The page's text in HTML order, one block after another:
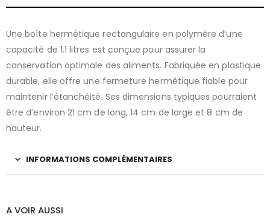
Une boîte hermétique rectangulaire en polymère d’une
capacité de 1.1 litres est conçue pour assurer la
conservation optimale des aliments. Fabriquée en plastique
durable, elle offre une fermeture hermétique fiable pour
maintenir l’étanchéité. Ses dimensions typiques pourraient
être d’environ 21 cm de long, 14 cm de large et 8 cm de
hauteur.
INFORMATIONS COMPLÉMENTAIRES
A VOIR AUSSI